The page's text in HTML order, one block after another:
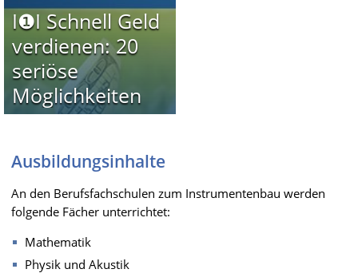
I❶I Schnell Geld
verdienen: 20
seriöse
Möglichkeiten
Ausbildungsinhalte
An den Berufsfachschulen zum Instrumentenbau werden
folgende Fächer unterrichtet:
Mathematik
Physik und Akustik